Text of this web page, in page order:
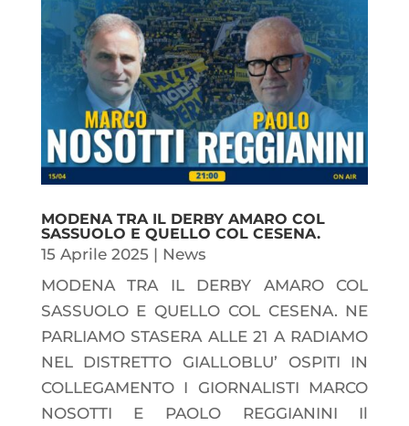
MODENA TRA IL DERBY AMARO COL
SASSUOLO E QUELLO COL CESENA.
15 Aprile 2025 | News
MODENA TRA IL DERBY AMARO COL
SASSUOLO E QUELLO COL CESENA. NE
PARLIAMO STASERA ALLE 21 A RADIAMO
NEL DISTRETTO GIALLOBLU’ OSPITI IN
COLLEGAMENTO I GIORNALISTI MARCO
NOSOTTI E PAOLO REGGIANINI Il